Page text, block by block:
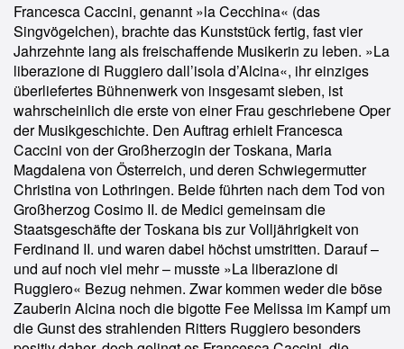
Francesca Caccini, genannt »la Cecchina« (das
Singvögelchen), brachte das Kunststück fertig, fast vier
Jahrzehnte lang als freischaffende Musikerin zu leben. »La
liberazione di Ruggiero dall’isola d’Alcina«, ihr einziges
überliefertes Bühnenwerk von insgesamt sieben, ist
wahrscheinlich die erste von einer Frau geschriebene Oper
der Musikgeschichte. Den Auftrag erhielt Francesca
Caccini von der Großherzogin der Toskana, Maria
Magdalena von Österreich, und deren Schwiegermutter
Christina von Lothringen. Beide führten nach dem Tod von
Großherzog Cosimo II. de Medici gemeinsam die
Staatsgeschäfte der Toskana bis zur Volljährigkeit von
Ferdinand II. und waren dabei höchst umstritten. Darauf –
und auf noch viel mehr – musste »La liberazione di
Ruggiero« Bezug nehmen. Zwar kommen weder die böse
Zauberin Alcina noch die bigotte Fee Melissa im Kampf um
die Gunst des strahlenden Ritters Ruggiero besonders